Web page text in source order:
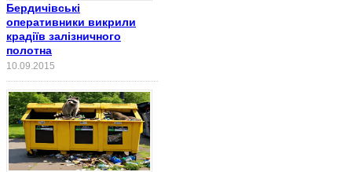
Бердичівські
оперативники викрили
крадіїв залізничного
полотна
10.09.2015